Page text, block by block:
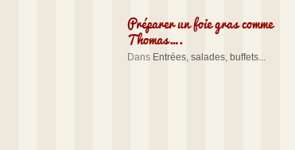
Préparer un foie gras comme
Thomas….
Dans Entrées, salades, buffets...